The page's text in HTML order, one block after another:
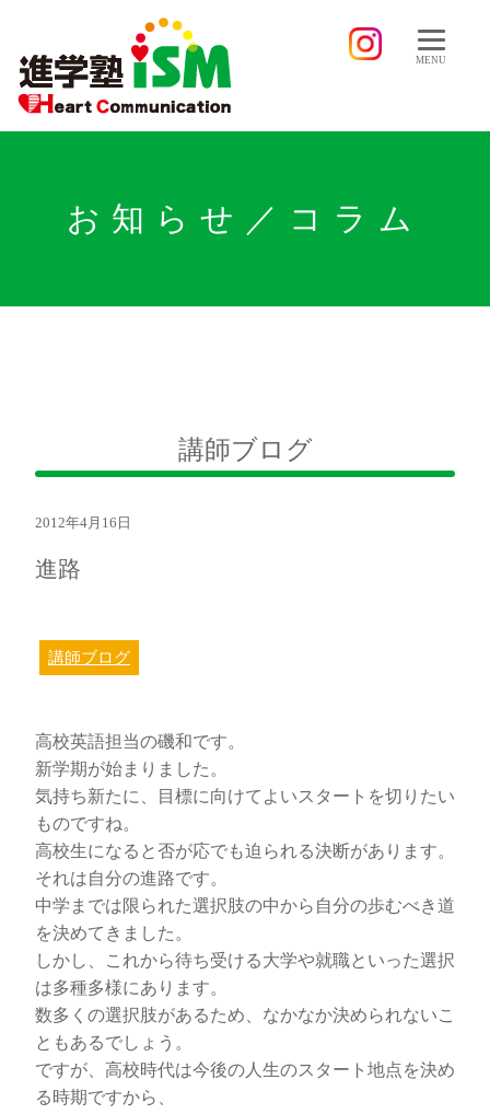
MENU
お知らせ／コラム
講師ブログ
2012年4月16日
進路
講師ブログ
高校英語担当の磯和です。
新学期が始まりました。
気持ち新たに、目標に向けてよいスタートを切りたい
ものですね。
高校生になると否が応でも迫られる決断があります。
それは自分の進路です。
中学までは限られた選択肢の中から自分の歩むべき道
を決めてきました。
しかし、これから待ち受ける大学や就職といった選択
は多種多様にあります。
数多くの選択肢があるため、なかなか決められないこ
ともあるでしょう。
ですが、高校時代は今後の人生のスタート地点を決め
る時期ですから、